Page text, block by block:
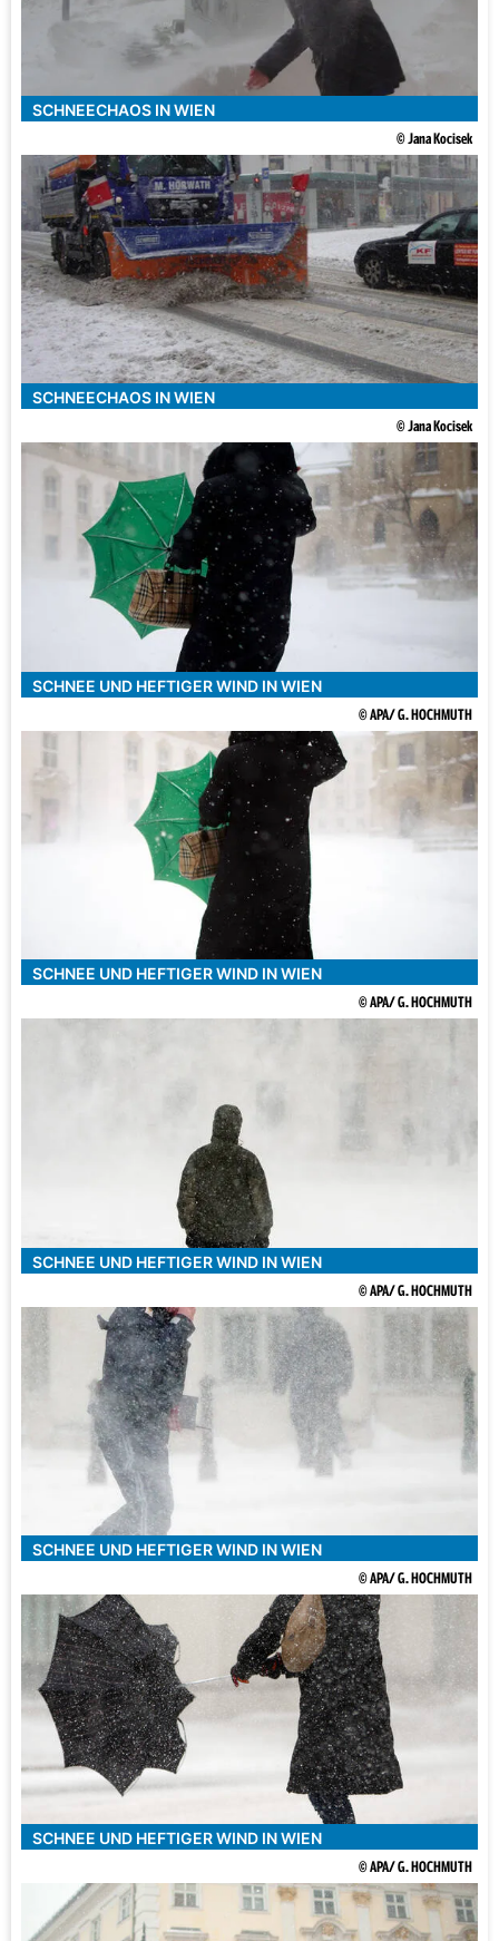
SCHNEECHAOS IN WIEN
© Jana Kocisek
SCHNEECHAOS IN WIEN
© Jana Kocisek
SCHNEE UND HEFTIGER WIND IN WIEN
© APA/ G. HOCHMUTH
SCHNEE UND HEFTIGER WIND IN WIEN
© APA/ G. HOCHMUTH
SCHNEE UND HEFTIGER WIND IN WIEN
© APA/ G. HOCHMUTH
SCHNEE UND HEFTIGER WIND IN WIEN
© APA/ G. HOCHMUTH
SCHNEE UND HEFTIGER WIND IN WIEN
© APA/ G. HOCHMUTH